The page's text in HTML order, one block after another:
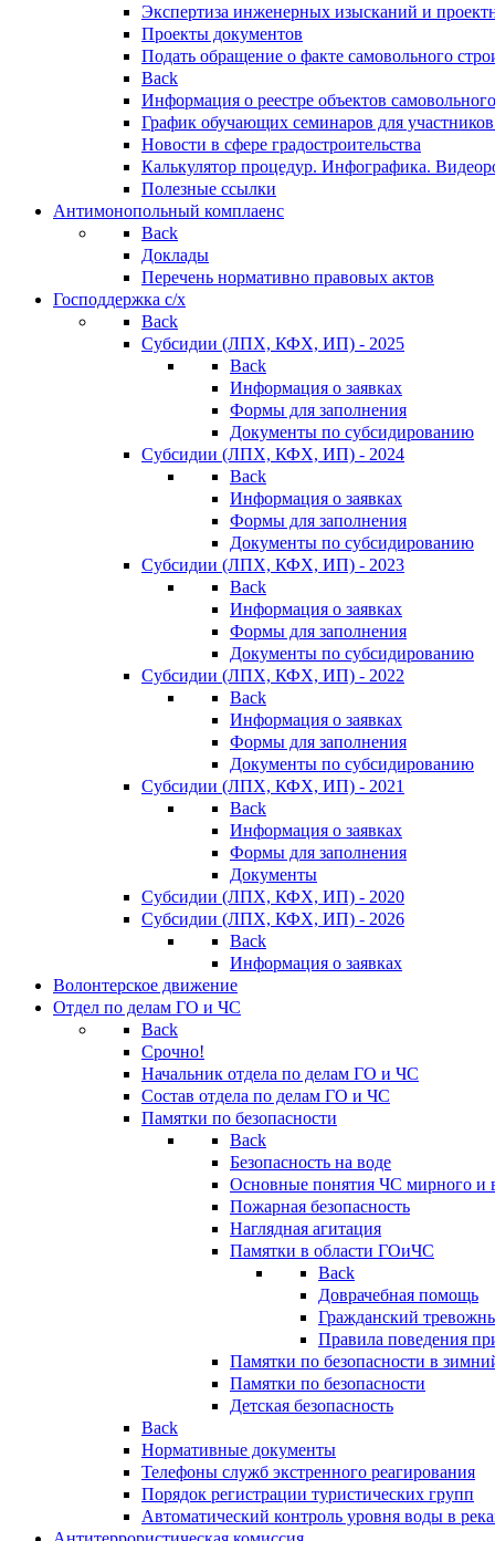
Экспертиза инженерных изысканий и
Проекты документов
Подать обращение о факте самовольного
Back
Информация о реестре объектов
График обучающих семинаров для участников
Новости в сфере градостроительства
Калькулятор процедур. Инфографика.
Полезные ссылки
Антимонопольный комплаенс
Back
Доклады
Перечень нормативно правовых актов
Господдержка с/х
Back
Субсидии (ЛПХ, КФХ, ИП) - 2025
Back
Информация о заявках
Формы для заполнения
Документы по субсидированию
Субсидии (ЛПХ, КФХ, ИП) - 2024
Back
Информация о заявках
Формы для заполнения
Документы по субсидированию
Субсидии (ЛПХ, КФХ, ИП) - 2023
Back
Информация о заявках
Формы для заполнения
Документы по субсидированию
Субсидии (ЛПХ, КФХ, ИП) - 2022
Back
Информация о заявках
Формы для заполнения
Документы по субсидированию
Субсидии (ЛПХ, КФХ, ИП) - 2021
Back
Информация о заявках
Формы для заполнения
Документы
Субсидии (ЛПХ, КФХ, ИП) - 2020
Субсидии (ЛПХ, КФХ, ИП) - 2026
Back
Информация о заявках
Волонтерское движение
Отдел по делам ГО и ЧС
Back
Срочно!
Начальник отдела по делам ГО и ЧС
Состав отдела по делам ГО и ЧС
Памятки по безопасности
Back
Безопасность на воде
Основные понятия ЧС мирного и
Пожарная безопасность
Наглядная агитация
Памятки в области ГОиЧС
Back
Доврачебная помощь
Гражданский
Правила поведения
Памятки по безопасности в
Памятки по безопасности
Детская безопасность
Back
Нормативные документы
Телефоны служб экстренного реагирования
Порядок регистрации туристических групп
Автоматический контроль уровня воды в